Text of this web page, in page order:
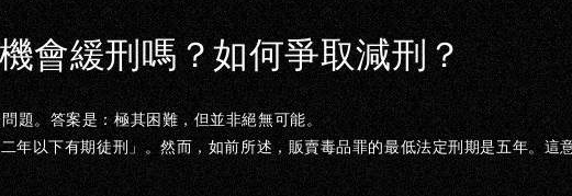
會緩刑嗎？如何爭取減刑？
題。答案是： 極其困難，但並非絕無可能。
年以下有期徒刑」 。然而，如前所述，販賣毒品罪的最低法定刑期是五年。這